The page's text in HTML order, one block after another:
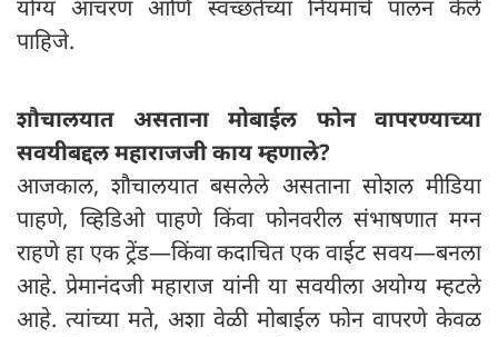
योग्य आचरण आणि स्वच्छतेच्या नियमांचे पालन केले
पाहिजे.
शौचालयात असताना मोबाईल फोन वापरण्याच्या
सवयीबद्दल महाराजजी काय म्हणाले?
आजकाल, शौचालयात बसलेले असताना सोशल मीडिया
पाहणे, व्हिडिओ पाहणे किंवा फोनवरील संभाषणात मग्न
राहणे हा एक ट्रेंड—किंवा कदाचित एक वाईट सवय—बनला
आहे. प्रेमानंदजी महाराज यांनी या सवयीला अयोग्य म्हटले
आहे. त्यांच्या मते, अशा वेळी मोबाईल फोन वापरणे केवळ